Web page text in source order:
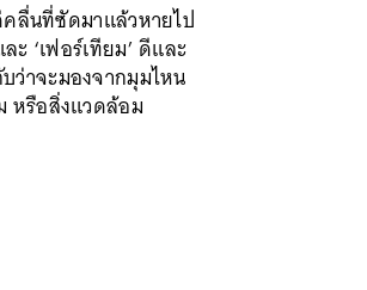
ลื่นที่ซัดมาแล้วหายไป
ะ ‘เฟอร์เทียม’ ดีและ
ว่าจะมองจากมุมไหน
หรือสิ่งแวดล้อม
LINE EMAIL